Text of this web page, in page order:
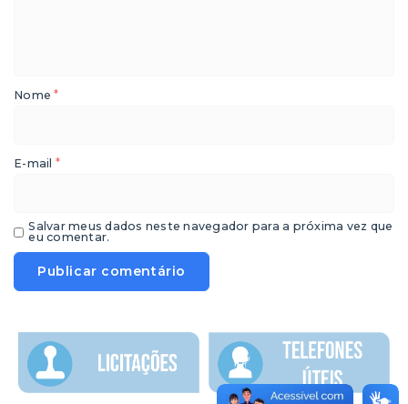
Nome*
E-mail *
Salvar meus dados neste navegador para a próxima vez que
eu comentar.